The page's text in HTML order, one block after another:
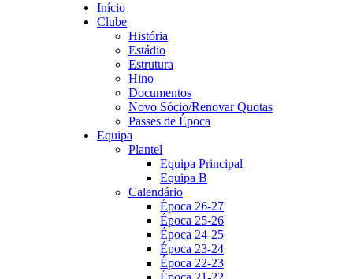
Início
Clube
História
Estádio
Estrutura
Hino
Documentos
Novo Sócio/Renovar Quotas
Passes de Época
Equipa
Plantel
Equipa Principal
Equipa B
Calendário
Época 26-27
Época 25-26
Época 24-25
Época 23-24
Época 22-23